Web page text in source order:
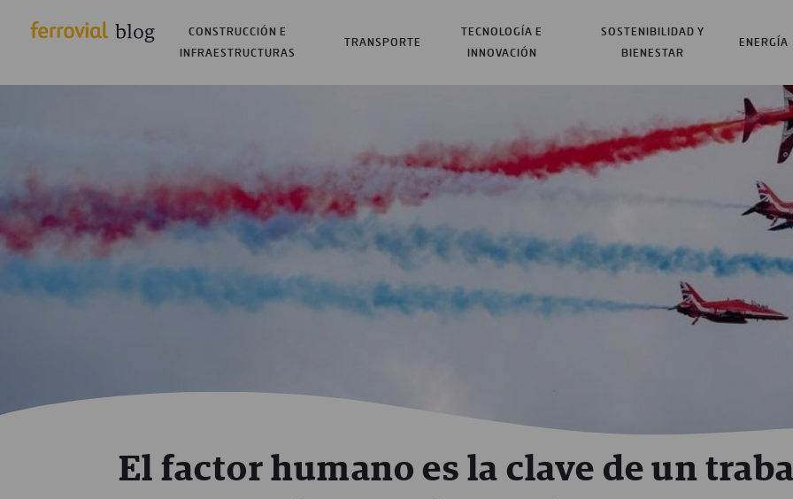
CONSTRUCCIÓN E
INFRAESTRUCTURAS
TRANSPORTE
TECNOLOGÍA E
INNOVACIÓN
SOSTENIBILIDAD Y
BIENESTAR
ENERGÍA
El factor humano es la clave de un